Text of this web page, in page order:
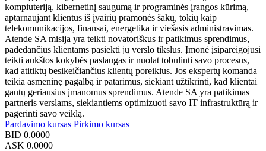
kompiuteriją, kibernetinį saugumą ir programinės įrangos kūrimą,
aptarnaujant klientus iš įvairių pramonės šakų, tokių kaip
telekomunikacijos, finansai, energetika ir viešasis administravimas.
Atende SA misija yra teikti novatoriškus ir patikimus sprendimus,
padedančius klientams pasiekti jų verslo tikslus. Įmonė įsipareigojusi
teikti aukštos kokybės paslaugas ir nuolat tobulinti savo procesus,
kad atitiktų besikeičiančius klientų poreikius. Jos ekspertų komanda
teikia asmeninę pagalbą ir patarimus, siekiant užtikrinti, kad klientai
gautų geriausius įmanomus sprendimus. Atende SA yra patikimas
partneris verslams, siekiantiems optimizuoti savo IT infrastruktūrą ir
pagerinti savo veiklą.
Pardavimo kursas Pirkimo kursas
BID 0.0000
ASK 0.0000